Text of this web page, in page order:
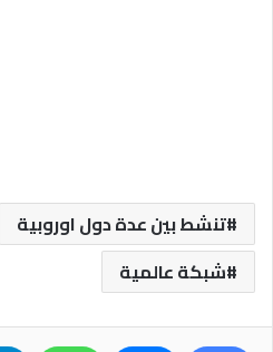
تنشط بين عدة دول اوروبية
شبكة عالمية